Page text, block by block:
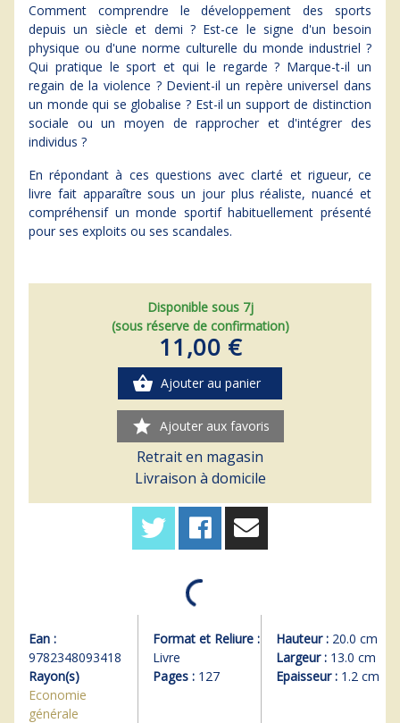
Comment comprendre le développement des sports
depuis un siècle et demi ? Est-ce le signe d'un besoin
physique ou d'une norme culturelle du monde industriel ?
Qui pratique le sport et qui le regarde ? Marque-t-il un
regain de la violence ? Devient-il un repère universel dans
un monde qui se globalise ? Est-il un support de distinction
sociale ou un moyen de rapprocher et d'intégrer des
individus ?
En répondant à ces questions avec clarté et rigueur, ce
livre fait apparaître sous un jour plus réaliste, nuancé et
compréhensif un monde sportif habituellement présenté
pour ses exploits ou ses scandales.
Disponible sous 7j
(sous réserve de confirmation)
11,00 €
shopping_basket Ajouter au panier
star Ajouter aux favoris
Retrait en magasin
Livraison à domicile
Ean :
9782348093418
Rayon(s)
Economie
générale
Format et Reliure :
Livre
Pages :127
Hauteur : 20.0 cm
Largeur : 13.0 cm
Epaisseur : 1.2 cm